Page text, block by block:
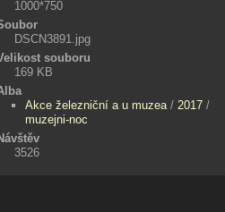
1000*750
DSCN3891.jpg
souboru
169 KB
Akce železniční a u muzea / 2017 /
muzejni-noc
3526